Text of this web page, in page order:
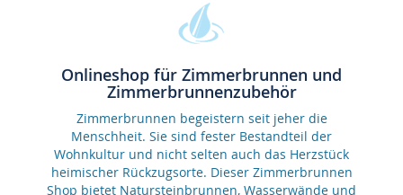
Onlineshop für Zimmerbrunnen und
Zimmerbrunnenzubehör
Zimmerbrunnen begeistern seit jeher die
Menschheit. Sie sind fester Bestandteil der
Wohnkultur und nicht selten auch das Herzstück
heimischer Rückzugsorte. Dieser Zimmerbrunnen
Shop bietet Natursteinbrunnen, Wasserwände und